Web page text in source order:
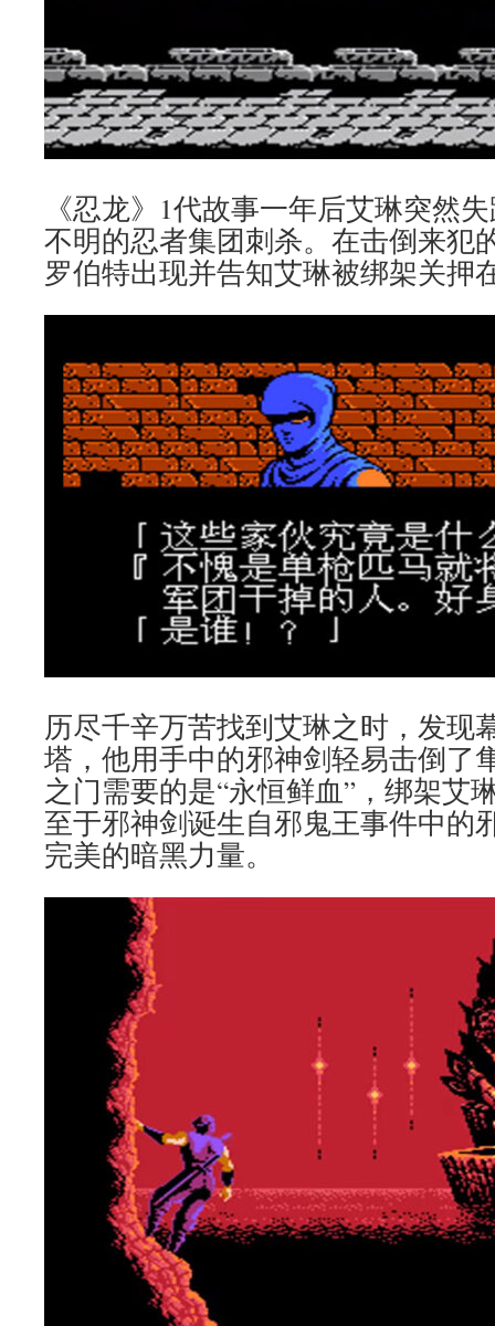
《忍龙》1代故事一年后艾琳突然
不明的忍者集团刺杀。在击倒来犯
罗伯特出现并告知艾琳被绑架关押
历尽千辛万苦找到艾琳之时，发现
塔，他用手中的邪神剑轻易击倒了
之门需要的是“永恒鲜血”，绑架艾
至于邪神剑诞生自邪鬼王事件中的
完美的暗黑力量。